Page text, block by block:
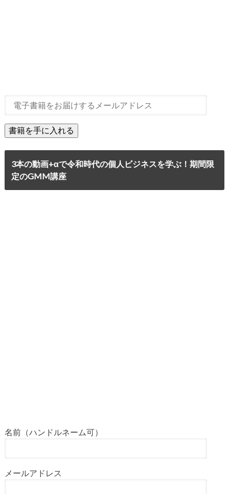
3本の動画+αで令和時代の個人ビジネスを学ぶ！期間限
定のGMM講座
名前（ハンドルネーム可）
メールアドレス